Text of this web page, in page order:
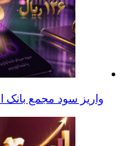
واریز سود مجمع بانک